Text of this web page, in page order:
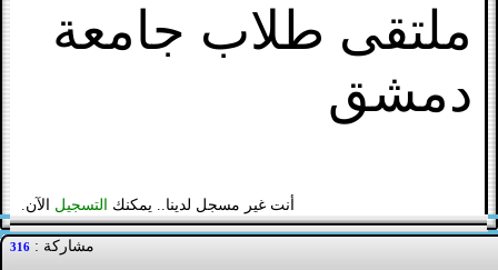
ملتقى طلاب جامعة
دمشق
أنت غير مسجل لدينا.. يمكنك التسجيل الآن.
مشاركة : 316